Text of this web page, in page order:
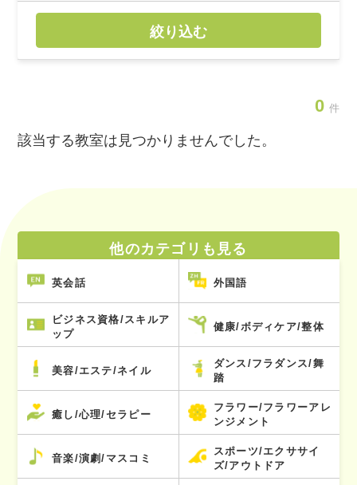
絞り込む
0 件
該当する教室は見つかりませんでした。
他のカテゴリも見る
英会話 外国語
ビジネス資格/スキルア
ップ
健康/ボディケア/整体
美容/エステ/ネイル
ダンス/フラダンス/舞
踏
癒し/心理/セラピー
フラワー/フラワーアレ
ンジメント
音楽/演劇/マスコミ
スポーツ/エクササイ
ズ/アウトドア